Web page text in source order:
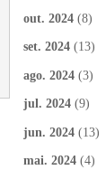
out. 2024 (8)
set. 2024 (13)
ago. 2024 (3)
jul. 2024 (9)
jun. 2024 (13)
mai. 2024 (4)